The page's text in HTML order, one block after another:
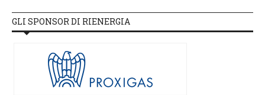
GLI SPONSOR DI RIENERGIA